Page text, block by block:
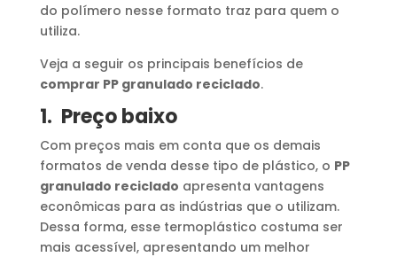
do polímero nesse formato traz para quem o
utiliza.
Veja a seguir os principais benefícios de
comprar PP granulado reciclado.
1. Preço baixo
Com preços mais em conta que os demais
formatos de venda desse tipo de plástico, o PP
granulado reciclado apresenta vantagens
econômicas para as indústrias que o utilizam.
Dessa forma, esse termoplástico costuma ser
mais acessível, apresentando um melhor